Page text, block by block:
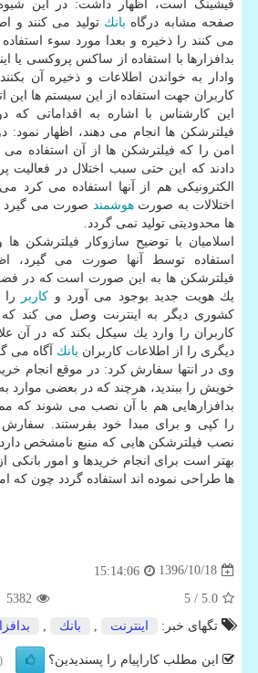
فیشینگ است، اظهار داشت: در این شیوه
صفحه مشابه درگاه بانك تولید می كنند و
می كنند را ذخیره و بعدا مورد سوء
بدافزارها با استفاده از ساكس پروكسی یا
وادار به خواندن اطلاعات و ذخیره آن
كاربران جهت استفاده از این سیستم ها این
این كارشناس با اشاره به اقداماتی كه
فیلترشكن ها انجام می دهند، اظهار نمود:
امن را كه فیلترشكن ها از آن استفاده
دادند كه این حتی سبب اختلال در فعالیت
الكترونیكی هم از آنها استفاده می كرد
اختلالات به صورتهوشمند صورت می گیرد
ها محدودیتی تولید نمی گردد.
اسلامیان با توضیح سازوكار فیلترشكن
استفاده توسط آنها صورت می گیرد،
فیلترشكن ها به این صورت است كه در
یك هویت جدید بوجود می آورد و كاربر
كشوری دیگر به اینترنت وصل می كند
كاربران را وارد یك سیكل بكند كه در آن
دیگری را از اطلاعات كاربران بانك آگاه می
وی در انتها سفارش كرد: در موقع انجام
خویش را ببندید، هرچند كه در بعضی
بدافزارهایی هم با آن نصب می شوند كه
را كپی و برای مبدا خود بفرستند.
نصب فیلترشكن هایی كه منبع نامشخص دارد
بهتر است برای انجام خریدها و امور بانكی
ها طراحی نموده اند استفاده گردد چون كه
1396/10/18
15:14:06
5.0
/ 5
5382
تگهای خبر:
اینترنت بانك
این مطلب کاراپیام را پسندیدین؟ (1)